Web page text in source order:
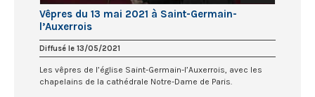
Vêpres du 13 mai 2021 à Saint-Germain-
l’Auxerrois
Diffusé le 13/05/2021
Les vêpres de l’église Saint-Germain-l’Auxerrois, avec les
chapelains de la cathédrale Notre-Dame de Paris.